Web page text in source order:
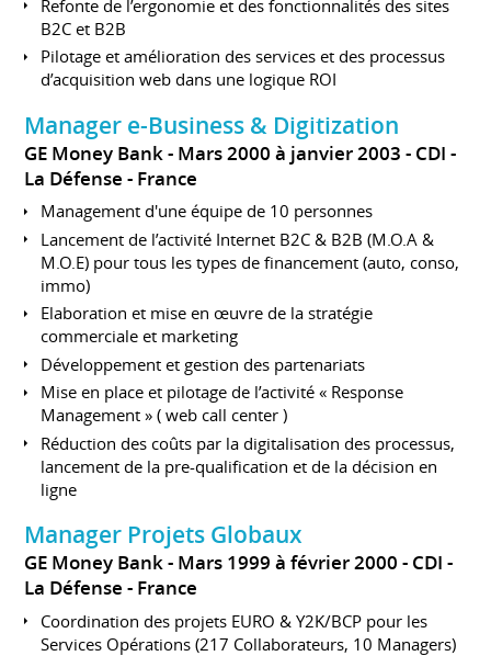
Refonte de l’ergonomie et des fonctionnalités des sites
B2C et B2B
Pilotage et amélioration des services et des processus
d’acquisition web dans une logique ROI
Manager e-Business & Digitization
GE Money Bank Mars 2000 à janvier 2003 CDI
La Défense
France
Management d'une équipe de 10 personnes
Lancement de l’activité Internet B2C & B2B (M.O.A &
M.O.E) pour tous les types de financement (auto, conso,
immo)
Elaboration et mise en œuvre de la stratégie
commerciale et marketing
Développement et gestion des partenariats
Mise en place et pilotage de l’activité « Response
Management » ( web call center )
Réduction des coûts par la digitalisation des processus,
lancement de la pre-qualification et de la décision en
ligne
Manager Projets Globaux
GE Money Bank Mars 1999 à février 2000 CDI
La Défense
France
Coordination des projets EURO & Y2K/BCP pour les
Services Opérations (217 Collaborateurs, 10 Managers)